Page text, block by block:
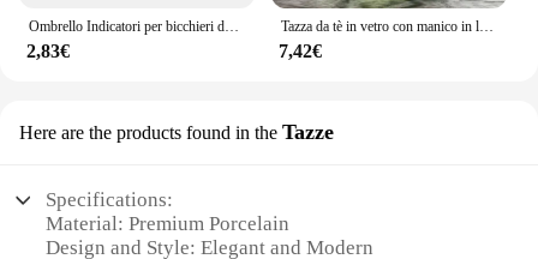
2,83€
Tazza da tè in vetro con manico in legno Tazza da soggiorno resistente alle alte temperature Set d'acqua Tazza per ospitalità domestica
7,42€
Here are the products found in the Tazze
Specifications:
Material: Premium Porcelain
Design and Style: Elegant and Modern